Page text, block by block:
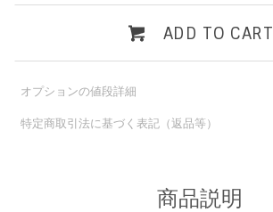
ADD TO CART
オプションの値段詳細
特定商取引法に基づく表記（返品等）
商品説明